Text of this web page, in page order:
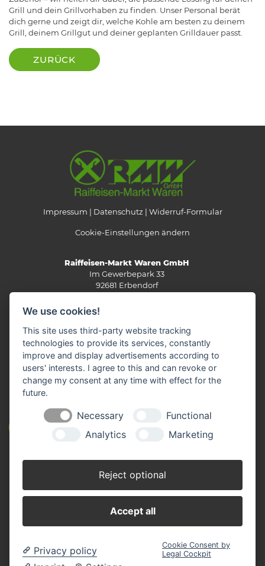
Grill und dein Grillvorhaben zu finden. Unser Personal berät
dich gerne und zeigt dir, welche Kohle am besten zu deinem
Grill, deinem Grillgut und deiner geplanten Grilldauer passt.
ZURÜCK
Impressum Datenschutz Widerruf-Formular
Cookie-Einstellungen ändern
Raiffeisen-Markt Waren GmbH
Im Gewerbepark 33
92681 Erbendorf
Telefon: 0 96 82/92 05-0
Fax: 0 96 82/92 05-13
E-Mail:info(at)rmw-steinwald.de
KONTAKTVERZEICHNIS
ÖFFNUNGSZEITEN
GESCHÄFTSSTELLEN
We use cookies!
This site uses third-party website tracking
technologies to provide its services, constantly
improve and display advertisements according to
users' interests. I agree to this and can revoke or
change my consent at any time with effect for the
future.
Necessary
Functional
Analytics
Marketing
Reject optional
Accept all
Privacy policy
Cookie Consent by
Legal Cockpit